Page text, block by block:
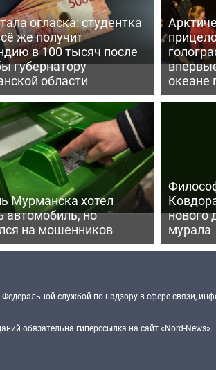
огласка: студентка
же получит
в 100 тысяч после
губернатору
области
океане
Мурманска хотел
автомобиль, но
на мошенников
нового
мурала
службой по надзору в сфере связи,
обязательна гиперссылка на сайт «Nord-News».